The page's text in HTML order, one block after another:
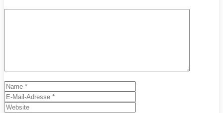
Name
Mail-
Adresse